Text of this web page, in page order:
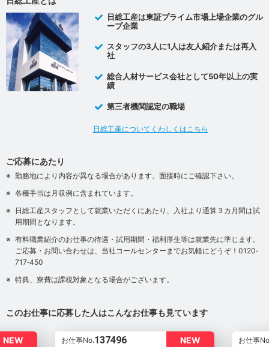
日総工産は東証プライム市場上場企業のグル
ープ企業
スタッフの3人に1人は友人紹介または再入
社
総合人材サービス会社として50年以上の実
績
第三者機関認定の職場
日総工産についてくわしくはこちら
ご応募にあたり
勤務地により内容が異なる場合があります。面接時にご確認下さい。
各種手当は月収例に含まれています。
日総工産スタッフとして就業いただくにあたり、入社より通算３カ月間は試
用期間となります。
有料職業紹介のお仕事の待遇・試用期間・福利厚生等は就業先に準じます。
ご応募・お問い合わせは、当社コールセンターまでお気軽にどうぞ！0120‐
717‐450
特典、寮費は課税対象となる場合がございます。
このお仕事に応募した人はこんなお仕事も見ています
NEW NEW
お仕事No.137496 お仕事